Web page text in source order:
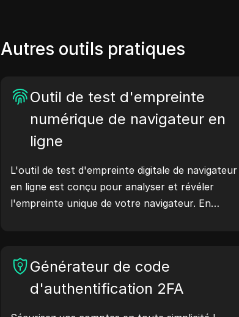
Autres outils pratiques
Outil de test d'empreinte
numérique de navigateur en
ligne
L'outil de test d'empreinte digitale de navigateur
en ligne est conçu pour analyser et révéler
l'empreinte unique de votre navigateur. En
améliorer votre vie privée et votre sécurité en
ligne.
Générateur de code
d'authentification 2FA